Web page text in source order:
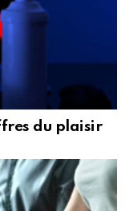
du plaisir